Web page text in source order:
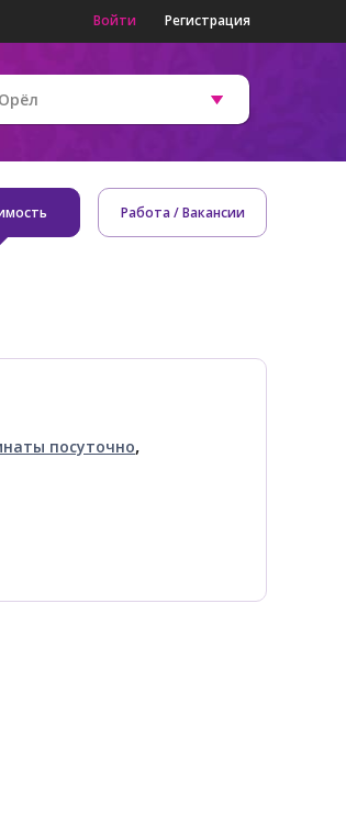
Войти Регистрация
Орёл
Работа / Вакансии
посуточно,